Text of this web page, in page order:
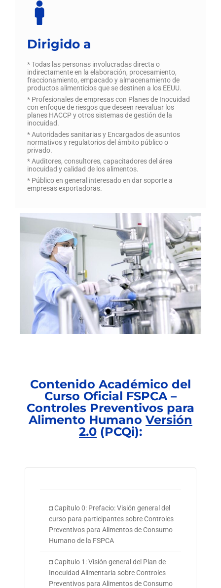
Dirigido a
* Todas las personas involucradas directa o
indirectamente en la elaboración, procesamiento,
fraccionamiento, empacado y almacenamiento de
productos alimenticios que se destinen a los EEUU.
* Profesionales de empresas con Planes de Inocuidad
con enfoque de riesgos que deseen reevaluar los
planes HACCP y otros sistemas de gestión de la
inocuidad.
* Autoridades sanitarias y Encargados de asuntos
normativos y regulatorios del ámbito público o
privado.
* Auditores, consultores, capacitadores del área
inocuidad y calidad de los alimentos.
* Público en general interesado en dar soporte a
empresas exportadoras.
Contenido Académico del
Curso Oficial FSPCA –
Controles Preventivos para
Alimento Humano Versión
2.0 (PCQi):
◘ Capítulo 0: Prefacio: Visión general del
curso para participantes sobre Controles
Preventivos para Alimentos de Consumo
Humano de la FSPCA
◘ Capítulo 1: Visión general del Plan de
Inocuidad Alimentaria sobre Controles
Preventivos para Alimentos de Consumo